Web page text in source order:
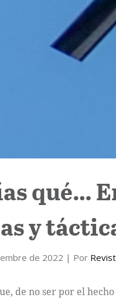
qué…
y
de 2022 | Por
de no ser por el